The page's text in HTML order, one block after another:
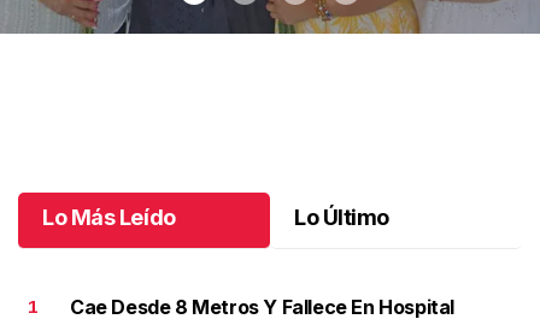
Lo Más Leído Lo Último
1 Cae Desde 8 Metros Y Fallece En Hospital